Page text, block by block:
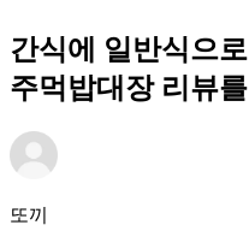
간식에 일반식으
주먹밥대장 리뷰
또끼